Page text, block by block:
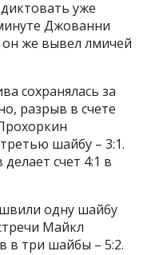
уже
Джованни
он же вывел лмичей
сохранялась за
разрыв в счете
шайбу – 3:1.
счет 4:1 в
одну шайбу
Майкл
в три шайбы – 5:2.